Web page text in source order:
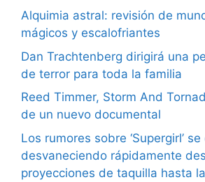
Alquimia astral: revisión de
mágicos y escalofriantes
Dan Trachtenberg dirigirá una
de terror para toda la familia
Reed Timmer, Storm And
de un nuevo documental
Los rumores sobre ‘Supergirl’
desvaneciendo rápidamente
proyecciones de taquilla hasta